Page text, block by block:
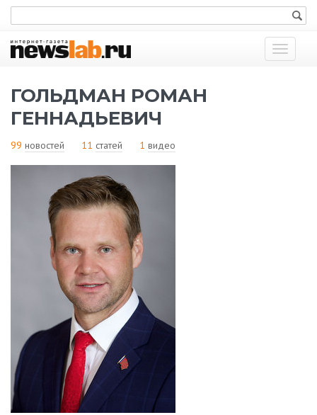
Показать
меню
ГОЛЬДМАН РОМАН
ГЕННАДЬЕВИЧ
99 новостей 11 статей 1 видео